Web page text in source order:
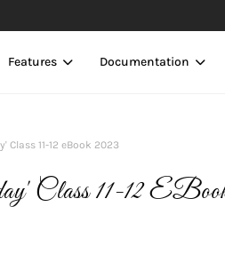
Features Documentation
Class 11-12 eBook 2023
Class 11-12